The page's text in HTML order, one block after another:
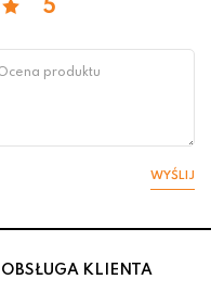
5
WYŚLIJ
OBSŁUGA KLIENTA